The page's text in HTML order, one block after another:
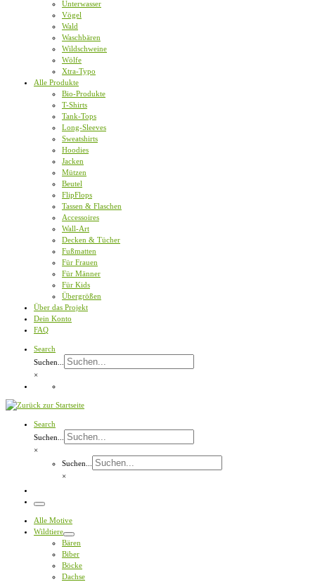
Unterwasser
Vögel
Wald
Waschbären
Wildschweine
Wölfe
Xtra-Typo
Alle Produkte
Bio-Produkte
T-Shirts
Tank-Tops
Long-Sleeves
Sweatshirts
Hoodies
Jacken
Mützen
Beutel
FlipFlops
Tassen & Flaschen
Accessoires
Wall-Art
Decken & Tücher
Fußmatten
Für Frauen
Für Männer
Für Kids
Übergrößen
Über das Projekt
Dein Konto
FAQ
Search
Suchen...
×
Search
Suchen...
×
Suchen...
×
Menü
Alle Motive
Wildtiere
Bären
Biber
Böcke
Dachse